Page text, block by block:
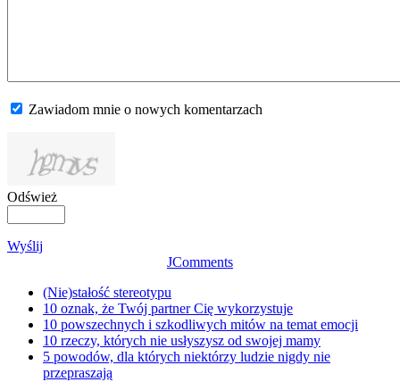
Zawiadom mnie o nowych komentarzach
Odśwież
Wyślij
JComments
(Nie)stałość stereotypu
10 oznak, że Twój partner Cię wykorzystuje
10 powszechnych i szkodliwych mitów na temat emocji
10 rzeczy, których nie usłyszysz od swojej mamy
5 powodów, dla których niektórzy ludzie nigdy nie
przepraszają